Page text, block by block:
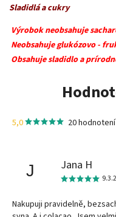
Sladidlá a cukry
Výrobok neobsahuje
Neobsahuje glukózovo -
Obsahuje sladidlo a
5,0 20 hodnotení
J Jana H
Nakupuji pravidelně,